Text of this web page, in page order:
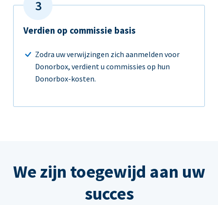
Verdien op commissie basis
Zodra uw verwijzingen zich aanmelden voor
Donorbox, verdient u commissies op hun
Donorbox-kosten.
We zijn toegewijd aan uw
succes